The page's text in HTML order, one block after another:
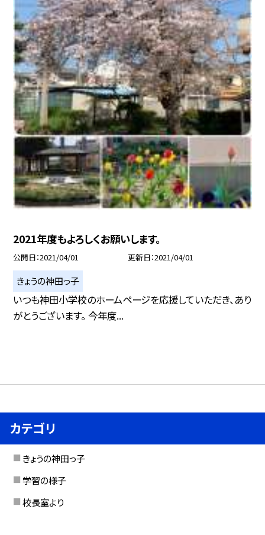
2021年度もよろしくお願いします。
公開日 2021/04/01 更新日 2021/04/01
きょうの神田っ子
いつも神田小学校のホームページを応援していただき、あり
がとうございます。 今年度...
カテゴリ
きょうの神田っ子
学習の様子
校長室より